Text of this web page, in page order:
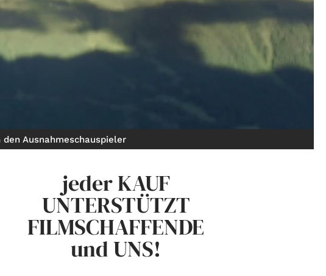
Ausnahmeschauspieler
jeder KAUF
UNTERSTÜTZT
FILMSCHAFFENDE
und UNS!